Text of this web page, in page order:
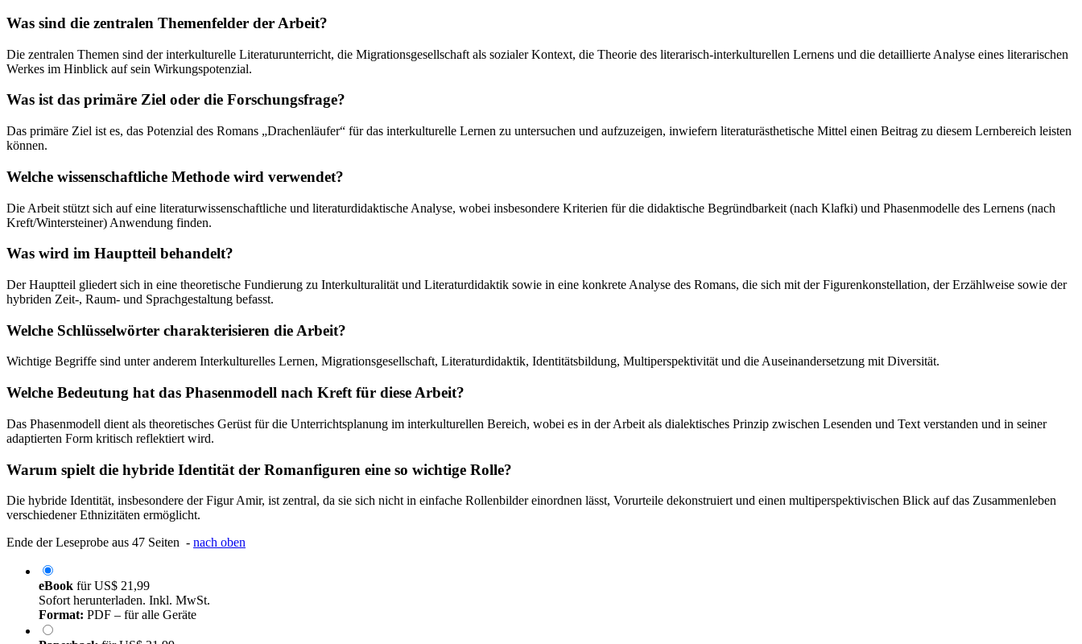
Was sind die zentralen Themenfelder der Arbeit?
Die zentralen Themen sind der interkulturelle Literaturunterricht, die Migrationsgesellschaft als sozialer Kontext, die Theorie des literarisch-interkulturellen Lernens und die detaillierte Analyse eines literarischen
Werkes im Hinblick auf sein Wirkungspotenzial.
Was ist das primäre Ziel oder die Forschungsfrage?
Das primäre Ziel ist es, das Potenzial des Romans „Drachenläufer“ für das interkulturelle Lernen zu untersuchen und aufzuzeigen, inwiefern literaturästhetische Mittel einen Beitrag zu diesem Lernbereich leisten
können.
Welche wissenschaftliche Methode wird verwendet?
Die Arbeit stützt sich auf eine literaturwissenschaftliche und literaturdidaktische Analyse, wobei insbesondere Kriterien für die didaktische Begründbarkeit (nach Klafki) und Phasenmodelle des Lernens (nach
Kreft/Wintersteiner) Anwendung finden.
Was wird im Hauptteil behandelt?
Der Hauptteil gliedert sich in eine theoretische Fundierung zu Interkulturalität und Literaturdidaktik sowie in eine konkrete Analyse des Romans, die sich mit der Figurenkonstellation, der Erzählweise sowie der
hybriden Zeit-, Raum- und Sprachgestaltung befasst.
Welche Schlüsselwörter charakterisieren die Arbeit?
Wichtige Begriffe sind unter anderem Interkulturelles Lernen, Migrationsgesellschaft, Literaturdidaktik, Identitätsbildung, Multiperspektivität und die Auseinandersetzung mit Diversität.
Welche Bedeutung hat das Phasenmodell nach Kreft für diese Arbeit?
Das Phasenmodell dient als theoretisches Gerüst für die Unterrichtsplanung im interkulturellen Bereich, wobei es in der Arbeit als dialektisches Prinzip zwischen Lesenden und Text verstanden und in seiner
adaptierten Form kritisch reflektiert wird.
Warum spielt die hybride Identität der Romanfiguren eine so wichtige Rolle?
Die hybride Identität, insbesondere der Figur Amir, ist zentral, da sie sich nicht in einfache Rollenbilder einordnen lässt, Vorurteile dekonstruiert und einen multiperspektivischen Blick auf das Zusammenleben
verschiedener Ethnizitäten ermöglicht.
Ende der Leseprobe aus 47 Seiten - nach oben
eBook fürUS$ 21,99
Sofort herunterladen. Inkl. MwSt.
Format: PDF – für alle Geräte